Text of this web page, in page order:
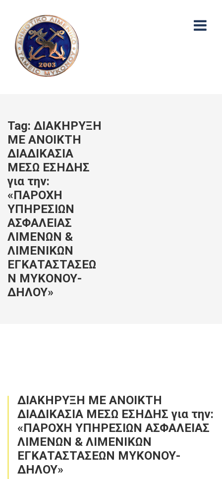
Tag: ΔΙΑΚΗΡΥΞΗ
ΜΕ ΑΝΟΙΚΤΗ
ΔΙΑΔΙΚΑΣΙΑ
ΜΕΣΩ ΕΣΗΔΗΣ
για την:
«ΠΑΡΟΧΗ
ΥΠΗΡΕΣΙΩΝ
ΑΣΦΑΛΕΙΑΣ
ΛΙΜΕΝΩΝ &
ΛΙΜΕΝΙΚΩΝ
ΕΓΚΑΤΑΣΤΑΣΕΩ
Ν ΜΥΚΟΝΟΥ-
ΔΗΛΟΥ»
ΔΙΑΚΗΡΥΞΗ ΜΕ ΑΝΟΙΚΤΗ
ΔΙΑΔΙΚΑΣΙΑ ΜΕΣΩ ΕΣΗΔΗΣ για την:
«ΠΑΡΟΧΗ ΥΠΗΡΕΣΙΩΝ ΑΣΦΑΛΕΙΑΣ
ΛΙΜΕΝΩΝ & ΛΙΜΕΝΙΚΩΝ
ΕΓΚΑΤΑΣΤΑΣΕΩΝ ΜΥΚΟΝΟΥ-
ΔΗΛΟΥ»